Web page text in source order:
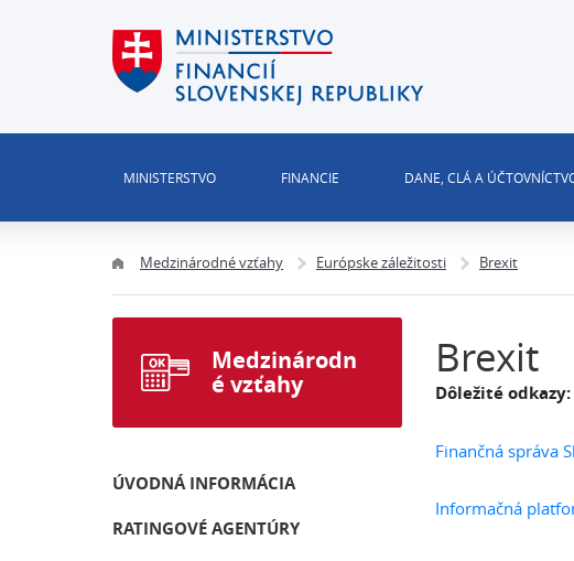
MINISTERSTVO FINANCIE DANE, CLÁ A
Medzinárodné vzťahy Európske záležitosti Brexit
Brexit
Dôležité odkazy:
Finančná správa
Informačná
Medzinárodn
é vzťahy
ÚVODNÁ INFORMÁCIA
RATINGOVÉ AGENTÚRY